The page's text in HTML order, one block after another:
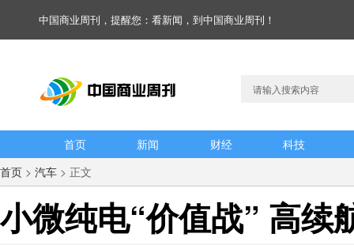
中国商业周刊，提醒您：看新闻，到中国商业周刊！
首页 新闻 财经
科技
首页 > 汽车 > 正文
小微纯电“价值战” 高续